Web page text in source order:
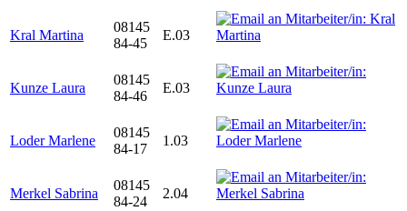
Kral Martina
08145
84-45
E.03
Kunze Laura
08145
84-46
E.03
Loder Marlene
08145
84-17
1.03
Merkel Sabrina
08145
84-24
2.04